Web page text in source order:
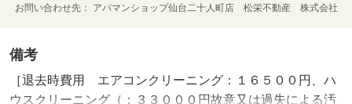
お問い合わせ先 アパマンショップ仙台二十人町店 松栄不動産 株式会社
備考
［退去時費用 エアコンクリーニング：１６５００円、ハ
ウスクリーニング（：３３０００円故意又は過失による汚